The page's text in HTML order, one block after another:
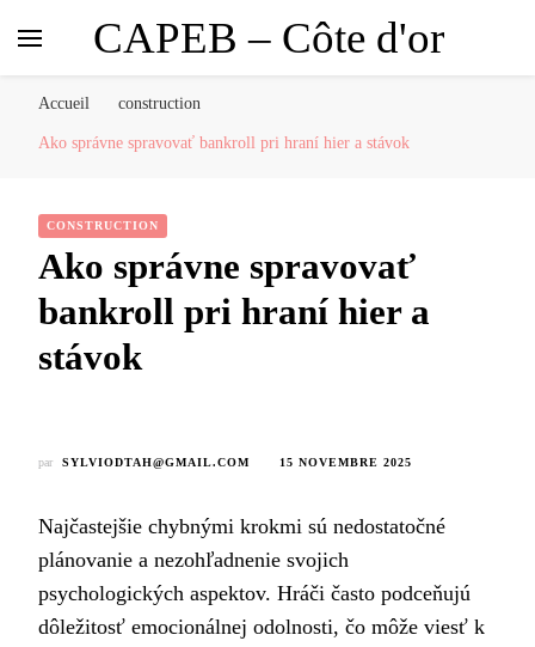
CAPEB – Côte d'or
Accueil construction
Ako správne spravovať bankroll pri hraní hier a stávok
CONSTRUCTION
Ako správne spravovať
bankroll pri hraní hier a
stávok
par SYLVIODTAH@GMAIL.COM 15 NOVEMBRE 2025
Najčastejšie chybnými krokmi sú nedostatočné
plánovanie a nezohľadnenie svojich
psychologických aspektov. Hráči často podceňujú
dôležitosť emocionálnej odolnosti, čo môže viesť k